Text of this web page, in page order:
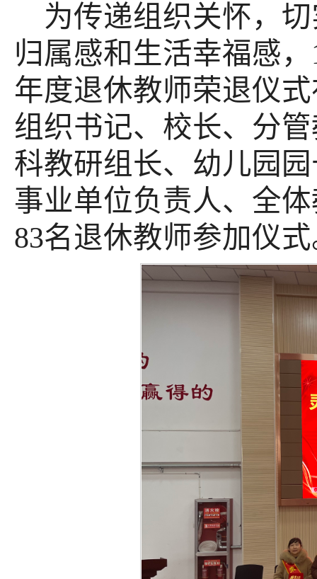
为传递组织关怀，
归属感和生活幸福感
年度退休教师荣退仪
组织书记、校长、分
科教研组长、幼儿园
事业单位负责人、全
83名退休教师参加仪